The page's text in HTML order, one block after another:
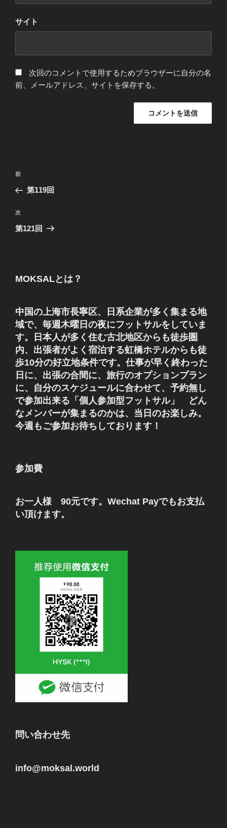
サイト
次回のコメントで使用するためブラウザーに自分の名
前、メールアドレス、サイトを保存する。
投
ナ
ビ
ゲ
ン
前
の
稿
前
第119回
次
の
次
第121回
MOKSALとは？
中国の上海市長寧区、日系企業が多く集まる地
域で、毎週木曜日の夜にフットサルをしていま
す。日本人が多く住む古北地区からも徒歩圏
内、出張者がよく宿泊する虹橋ホテルからも徒
歩10分の好立地条件です。仕事が早く終わった
日に、出張の合間に、旅行のオプションプラン
に、自分のスケジュールに合わせて、予約無し
で参加出来る「個人参加型フットサル」 どん
なメンバーが集まるのかは、当日のお楽しみ。
今週もご参加お待ちしております！
参加費
お一人様 90元です。Wechat Payでもお支払
い頂けます。
問い合わせ先
info@moksal.world